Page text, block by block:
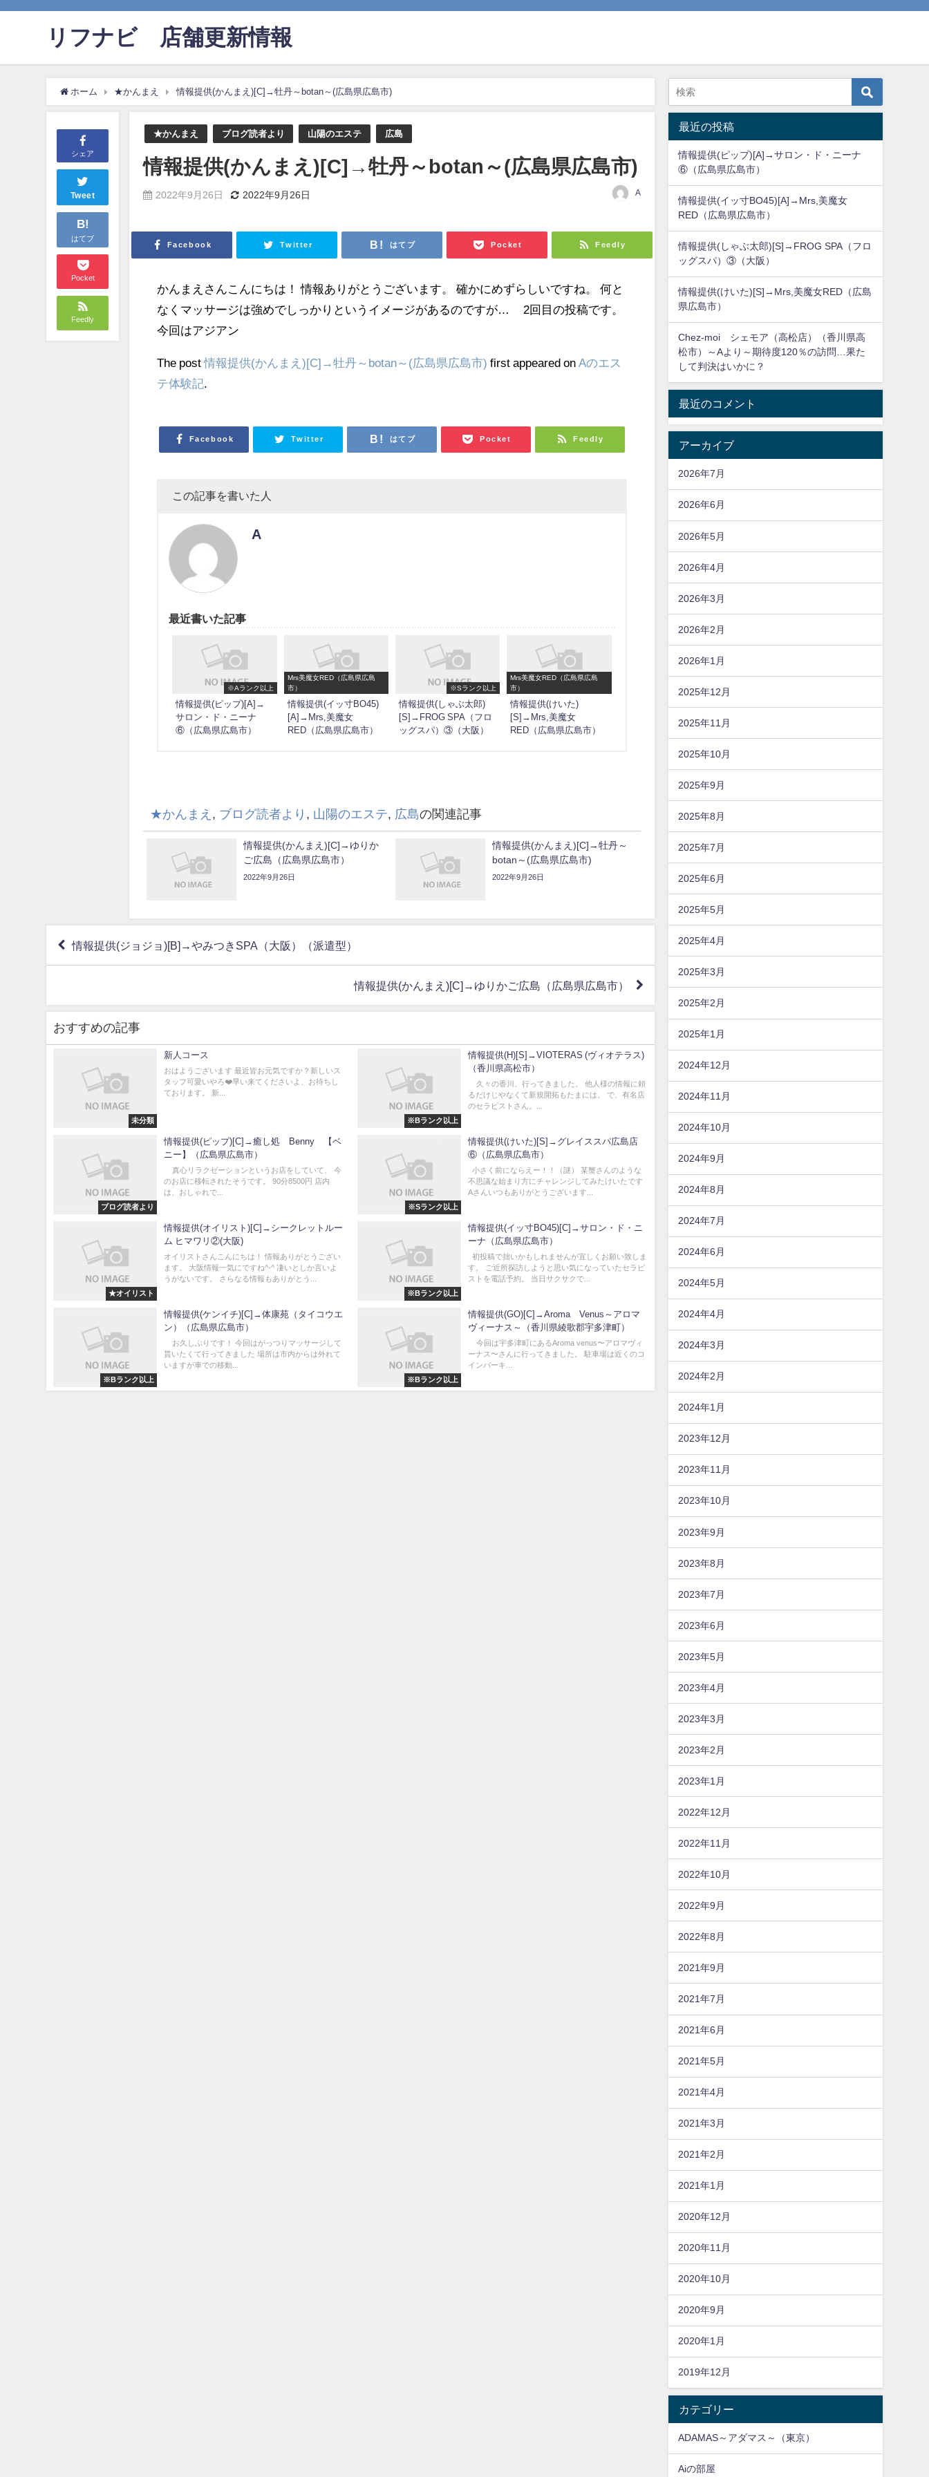
リフナビ®店舗更新情報
ホーム ★かんまえ 情報提供(かんまえ)[C]→牡丹～botan～(広島県広島市)
シェア
Tweet
B!
はてブ
Pocket
Feedly
★かんまえ ブログ読者より 山陽のエステ 広島
情報提供(かんまえ)[C]→牡丹～botan～(広島県広島市)
2022年9月26日 2022年9月26日 A
Facebook Twitter はてブ Pocket Feedly
かんまえさんこんにちは！ 情報ありがとうございます。 確かにめずらしいですね。 何と
なくマッサージは強めでしっかりというイメージがあるのですが… 2回目の投稿です。
今回はアジアン
The post情報提供(かんまえ)[C]→牡丹～botan～(広島県広島市) first appeared on Aのエス
テ体験記
Facebook Twitter はてブ Pocket Feedly
この記事を書いた人
A
最近書いた記事
※Aランク以上
情報提供(ピップ)[A]→
サロン・ド・ニーナ
⑥（広島県広島市）
Mrs美魔女RED（広島県広島
市）
情報提供(イッ寸BO45)
[A]→Mrs,美魔女
RED（広島県広島市）
※Sランク以上
情報提供(しゃぶ太郎)
[S]→FROG SPA（フロ
ッグスパ）③（大阪）
Mrs美魔女RED（広島県広島
市）
情報提供(けいた)
[S]→Mrs,美魔女
RED（広島県広島市）
★かんまえ , ブログ読者より , 山陽のエステ, 広島の関連記事
情報提供(かんまえ)[C]→ゆりか
ご広島（広島県広島市）
2022年9月26日
情報提供(かんまえ)[C]→牡丹～
botan～(広島県広島市)
2022年9月26日
情報提供(ジョジョ)[B]→やみつきSPA（大阪）（派遣型）
情報提供(かんまえ)[C]→ゆりかご広島（広島県広島市）
おすすめの記事
未分類
新人コース
おはようございます 最近皆お元気ですか？新しいス
タッフ可愛いやろ❤️早い来てくださいよ、お待ちし
ております。 新...
※Bランク以上
情報提供(H)[S]→VIOTERAS (ヴィオテラス)
（香川県高松市）
久々の香川、行ってきました。 他人様の情報に頼
るだけじやなくて新規開拓もたまには。 で、有名店
のセラピストさん。...
ブログ読者より
情報提供(ピップ)[C]→癒し処 Benny 【ベ
ニー】（広島県広島市）
真心リラクゼーションというお店をしていて、 今
のお店に移転されたそうです。 90分8500円 店内
は、おしゃれで...
※Sランク以上
情報提供(けいた)[S]→グレイススパ広島店
⑥（広島県広島市）
小さく前にならえー！！（謎） 某蟹さんのような
不思議な始まり方にチャレンジしてみたけいたです
Aさんいつもありがとうございます...
★オイリスト
情報提供(オイリスト)[C]→シークレットルー
ム ヒマワリ②(大阪)
オイリストさんこんにちは！ 情報ありがとうござい
ます。 大阪情報一気にですね^-^ 凄いとしか言いよ
うがないです。 さらなる情報もありがとう...
※Bランク以上
情報提供(イッ寸BO45)[C]→サロン・ド・ニ
ーナ（広島県広島市）
初投稿で拙いかもしれませんが宜しくお願い致しま
す。 ご近所探訪しようと思い気になっていたセラピ
ストを電話予約。 当日サクサクで...
※Bランク以上
情報提供(ケンイチ)[C]→体康苑（タイコウエ
ン）（広島県広島市）
お久しぶりです！ 今回はがっつりマッサージして
貰いたくて行ってきました 場所は市内からは外れて
いますが車での移動...
※Bランク以上
情報提供(GO)[C]→Aroma Venus～アロマ
ヴィーナス～（香川県綾歌郡宇多津町）
今回は宇多津町にあるAroma venus〜アロマヴィ
ーナス〜さんに行ってきました。 駐車場は近くのコ
インパーキ...
最近の投稿
情報提供(ピップ)[A]→サロン・ド・ニーナ
⑥（広島県広島市）
情報提供(イッ寸BO45)[A]→Mrs,美魔女
RED（広島県広島市）
情報提供(しゃぶ太郎)[S]→FROG SPA（フロ
ッグスパ）③（大阪）
情報提供(けいた)[S]→Mrs,美魔女RED（広島
県広島市）
Chez-moi シェモア（高松店）（香川県高
松市）～Aより～期待度120％の訪問…果た
して判決はいかに？
最近のコメント
アーカイブ
2026年7月
2026年6月
2026年5月
2026年4月
2026年3月
2026年2月
2026年1月
2025年12月
2025年11月
2025年10月
2025年9月
2025年8月
2025年7月
2025年6月
2025年5月
2025年4月
2025年3月
2025年2月
2025年1月
2024年12月
2024年11月
2024年10月
2024年9月
2024年8月
2024年7月
2024年6月
2024年5月
2024年4月
2024年3月
2024年2月
2024年1月
2023年12月
2023年11月
2023年10月
2023年9月
2023年8月
2023年7月
2023年6月
2023年5月
2023年4月
2023年3月
2023年2月
2023年1月
2022年12月
2022年11月
2022年10月
2022年9月
2022年8月
2021年9月
2021年7月
2021年6月
2021年5月
2021年4月
2021年3月
2021年2月
2021年1月
2020年12月
2020年11月
2020年10月
2020年9月
2020年1月
2019年12月
カテゴリー
ADAMAS～アダマス～（東京）
Aiの部屋